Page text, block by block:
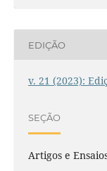
EDIÇÃO
v. 21 (2023):
SEÇÃO
Artigos e